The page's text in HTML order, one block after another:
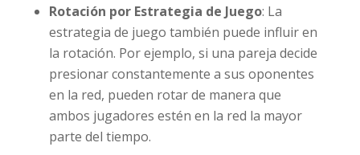
Rotación por Estrategia de Juego: La
estrategia de juego también puede influir en
la rotación. Por ejemplo, si una pareja decide
presionar constantemente a sus oponentes
en la red, pueden rotar de manera que
ambos jugadores estén en la red la mayor
parte del tiempo.